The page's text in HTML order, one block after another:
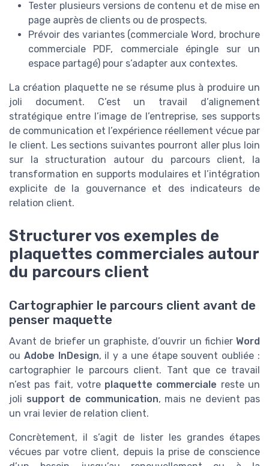
Tester plusieurs versions de contenu et de mise en
page auprès de clients ou de prospects.
Prévoir des variantes (commerciale Word, brochure
commerciale PDF, commerciale épingle sur un
espace partagé) pour s’adapter aux contextes.
La création plaquette ne se résume plus à produire un
joli document. C’est un travail d’alignement
stratégique entre l’image de l’entreprise, ses supports
de communication et l’expérience réellement vécue par
le client. Les sections suivantes pourront aller plus loin
sur la structuration autour du parcours client, la
transformation en supports modulaires et l’intégration
explicite de la gouvernance et des indicateurs de
relation client.
Structurer vos exemples de
plaquettes commerciales autour
du parcours client
Cartographier le parcours client avant de
penser maquette
Avant de briefer un graphiste, d’ouvrir un fichier Word
ou Adobe InDesign, il y a une étape souvent oubliée :
cartographier le parcours client. Tant que ce travail
n’est pas fait, votre plaquette commerciale reste un
joli support de communication, mais ne devient pas
un vrai levier de relation client.
Concrètement, il s’agit de lister les grandes étapes
vécues par votre client, depuis la prise de conscience